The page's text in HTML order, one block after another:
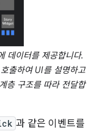
데이터를 제공합니다.
출하여 UI를 설명하고
층 구조를 따라 전달합
과 같은 이벤트를